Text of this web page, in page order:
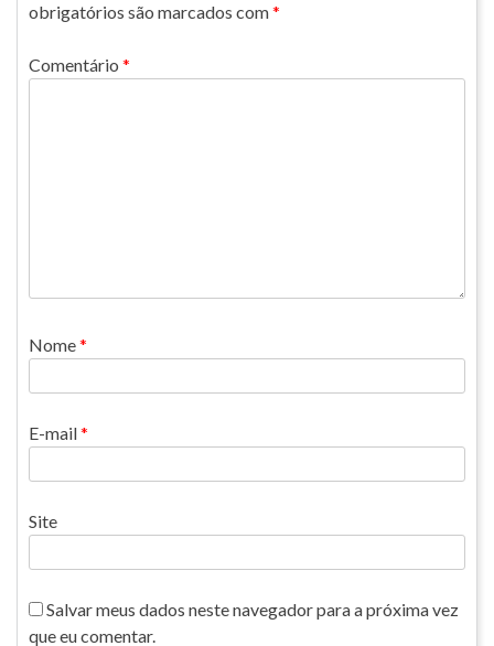
obrigatórios são marcados com*
Comentário *
Nome*
E-mail*
Site
Salvar meus dados neste navegador para a próxima vez
que eu comentar.